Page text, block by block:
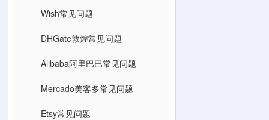
Wish常见问题
DHGate敦煌常见问题
Alibaba阿里巴巴常见问题
Mercado美客多常见问题
Etsy常见问题